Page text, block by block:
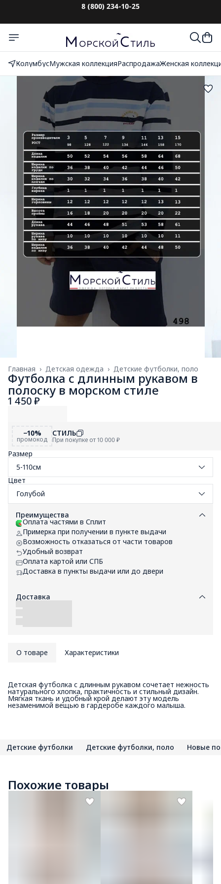
КолумбусМужская коллекцияРаспродажаЖенская
Детские футболки, поло
Детская одежда ›
Главная ›
Футболка с длинным рукавом в
полоску в морском стиле
1 450 ₽
−10%
промокод
СТИЛЬ
При покупке от 10 000 ₽
Размер
5-110см
Цвет
Голубой
Преимущества
Оплата частями в Сплит
Примерка при получении в пункте выдачи
Возможность отказаться от части товаров
Удобный возврат
Оплата картой или СПБ
Доставка в пункты выдачи или до двери
Доставка
О товаре Характеристики
Детская футболка с длинным рукавом сочетает нежность
натурального хлопка, практичность и стильный дизайн.
Мягкая ткань и удобный крой делают эту модель
незаменимой вещью в гардеробе каждого малыша.
Детские футболки Детские футболки, поло Новые
Похожие товары